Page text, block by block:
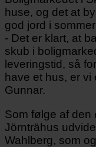
huse, og det at
god jord i
- Det er klart, at
skub i
leveringstid, så
have et hus, er vi
Gunnar.
Som følge af den
Jörnträhus
Wahlberg, som